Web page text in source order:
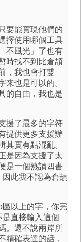
要能實現他們的
擇使用哪個工具
不風光」了也有
時找不到比倉頡
，我也會打雙
来也是可以的。
的自由，我也是
援了最多的字符
提供更多支援辦
其實有點混亂。
是因為支援了太
是一個熟讀四書
此我不認為倉頡
以上的字，你完
直接輸入這個
。還不說兩岸所
精確表達的話，